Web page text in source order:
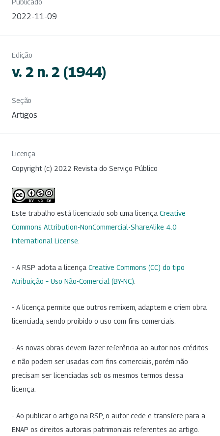
2022-11-09
Edição
v. 2 n. 2 (1944)
Seção
Artigos
Licença
Copyright (c) 2022 Revista do Serviço Público
Este trabalho está licenciado sob uma licença Creative
Commons Attribution-NonCommercial-ShareAlike 4.0
International License
- A RSP adota a licença Creative Commons (CC) do tipo
Atribuição – Uso Não-Comercial (BY-NC)
- A licença permite que outros remixem, adaptem e criem obra
licenciada, sendo proibido o uso com fins comerciais.
- As novas obras devem fazer referência ao autor nos créditos
e não podem ser usadas com fins comerciais, porém não
precisam ser licenciadas sob os mesmos termos dessa
licença.
- Ao publicar o artigo na RSP, o autor cede e transfere para a
ENAP os direitos autorais patrimoniais referentes ao artigo.